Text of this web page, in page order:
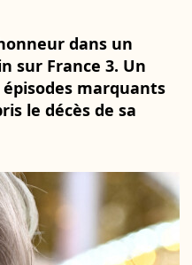
dans un
sur France 3. Un
marquants
le décès de sa